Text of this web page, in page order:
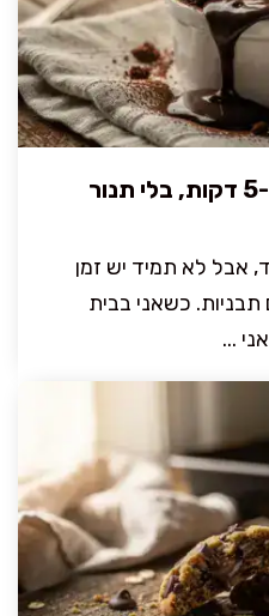
עוגת שוקולד ממכרת ב-5 דקות, בלי תנור
אבל לא תמיד יש זמן
כשאני בבית
...